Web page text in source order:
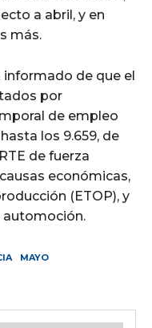
a abril, y en
más.
de que el
por
de empleo
los 9.659, de
de fuerza
económicas,
(ETOP), y
automoción.
MAYO